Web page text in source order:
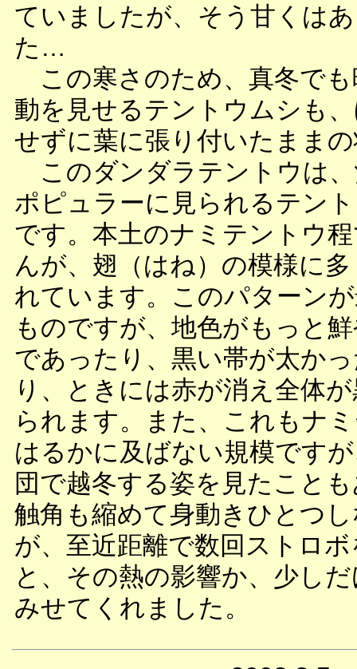
ていましたが、そう甘くは
た…
この寒さのため、真冬でも
動を見せるテントウムシも
せずに葉に張り付いたまま
このダンダラテントウは
ポピュラーに見られるテン
です。本土のナミテントウ
んが、翅（はね）の模様に
れています。このパターン
ものですが、地色がもっと
であったり、黒い帯が太か
り、ときには赤が消え全体
られます。また、これもナ
はるかに及ばない規模です
団で越冬する姿を見たこと
触角も縮めて身動きひとつ
が、至近距離で数回ストロ
と、その熱の影響か、少し
みせてくれました。